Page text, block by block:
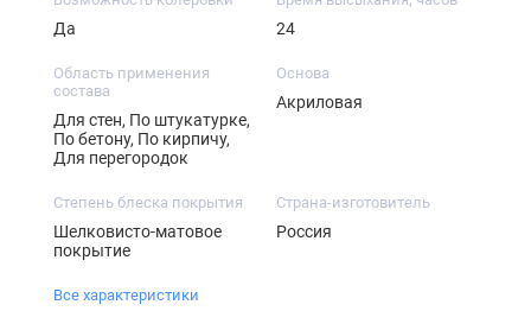
Да 24
Область применения
состава
Для стен, По штукатурке,
По бетону, По кирпичу,
Для перегородок
Основа
Акриловая
Степень блеска покрытия
Шелковисто-матовое
покрытие
Страна-изготовитель
Россия
Все характеристики